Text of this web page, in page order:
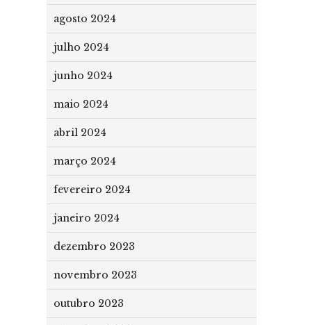
agosto 2024
julho 2024
junho 2024
maio 2024
abril 2024
março 2024
fevereiro 2024
janeiro 2024
dezembro 2023
novembro 2023
outubro 2023